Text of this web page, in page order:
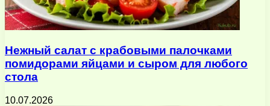
Нежный салат с крабовыми палочками
помидорами яйцами и сыром для любого
стола
10.07.2026